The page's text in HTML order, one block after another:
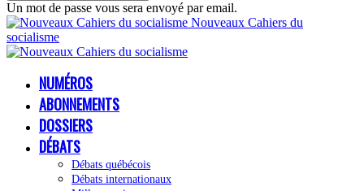
Un mot de passe vous sera envoyé par email.
Nouveaux Cahiers du
socialisme
NUMÉROS
ABONNEMENTS
DOSSIERS
DÉBATS
Débats québécois
Débats internationaux